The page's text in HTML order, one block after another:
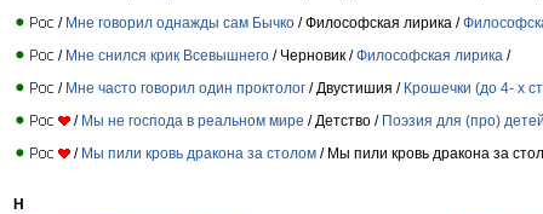
/ Мне говорил однажды сам Бычко / Философская лирика /
/ Мне снился крик Всевышнего / Черновик /Философская лирика /
/ Мне часто говорил один проктолог / Двустишия / Крошечки (до 4- х
/ Мы не господа в реальном мире / Детство / Поэзия для (про)
/ Мы пили кровь дракона за столом / Мы пили кровь дракона за
Н